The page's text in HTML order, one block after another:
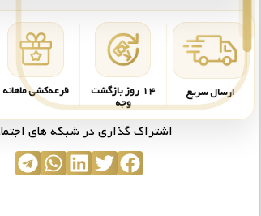
ارسال سریع ۱۴ روز بازگشت
وجه
قرعه‌کشی ماهانه
اشتراک گذاری در شبکه های